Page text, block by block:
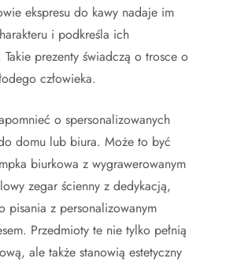
ekspresu do kawy nadaje im
i podkreśla ich
prezenty świadczą o trosce o
człowieka.
o spersonalizowanych
domu lub biura. Może to być
biurkowa z wygrawerowanym
zegar ścienny z dedykacją,
pisania z personalizowanym
Przedmioty te nie tylko pełnią
ale także stanowią estetyczny